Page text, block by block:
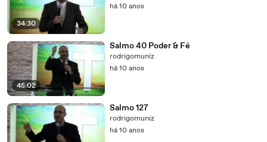
34:30
há 10 anos
45:02
Salmo 40 Poder & Fé
rodrigomuniz
há 10 anos
Salmo 127
rodrigomuniz
há 10 anos